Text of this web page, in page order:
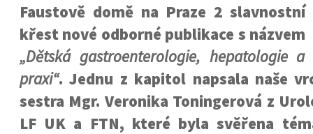
Faustově domě na Praze 2 slavnostní
křest nové odborné publikace s názvem
„Dětská gastroenterologie, hepatologie
praxi“. Jednu z kapitol napsala naše
sestra Mgr. Veronika Toningerová z
LF UK a FTN, které byla svěřena